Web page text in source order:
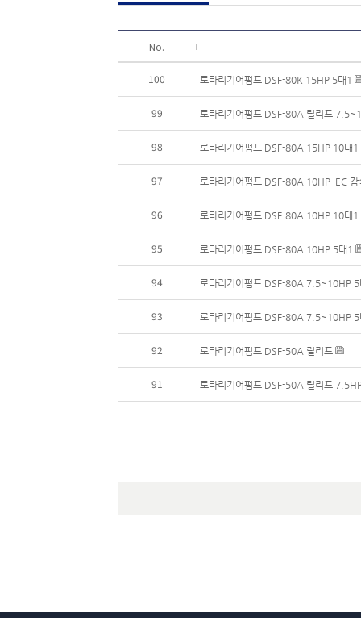
No.
100 로타리기어펌프 DSF-80K 15HP 5대1
99 로타리기어펌프 DSF-80A 릴리프
98 로타리기어펌프 DSF-80A 15HP 10대1
97 로타리기어펌프 DSF-80A 10HP IEC 감
96 로타리기어펌프 DSF-80A 10HP 10대1
95 로타리기어펌프 DSF-80A 10HP 5대1
94 로타리기어펌프 DSF-80A 7.5~10HP 5
93 로타리기어펌프 DSF-80A 7.5~10HP 5
92 로타리기어펌프 DSF-50A 릴리프
91 로타리기어펌프 DSF-50A 릴리프